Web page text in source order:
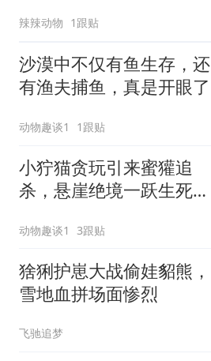
辣辣动物 1跟贴
沙漠中不仅有鱼生存，还
有渔夫捕鱼，真是开眼了
动物趣谈1 1跟贴
小狞猫贪玩引来蜜獾追
杀，悬崖绝境一跃生死翻
动物趣谈1 3跟贴
猞猁护崽大战偷娃貂熊，
雪地血拼场面惨烈
飞驰追梦